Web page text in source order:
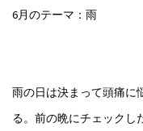
6月のテーマ：雨
雨の日は決まって頭痛に
る。前の晩にチェックし